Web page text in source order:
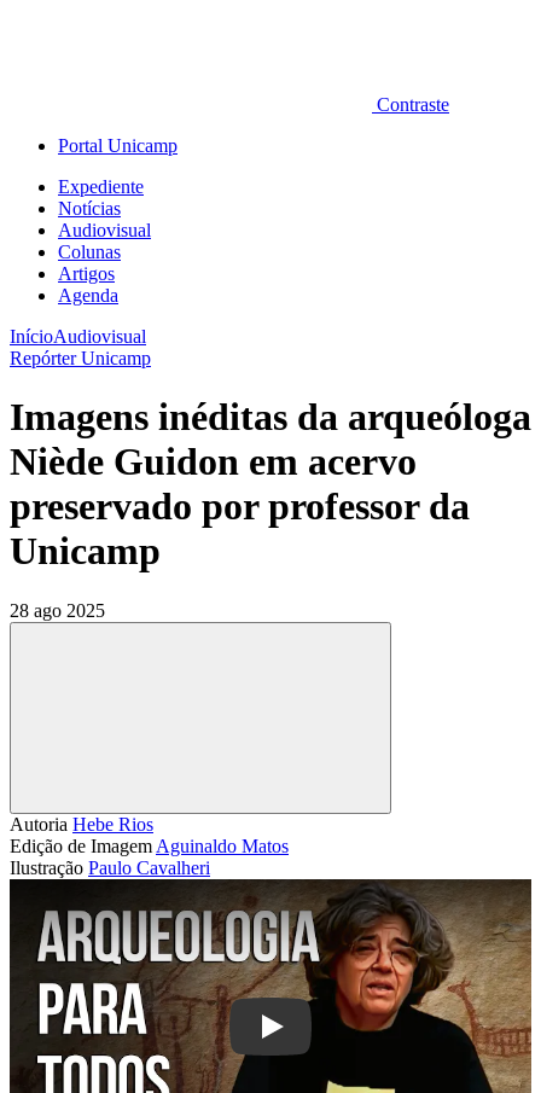
Contraste
Portal Unicamp
Expediente
Notícias
Audiovisual
Colunas
Artigos
Agenda
InícioAudiovisual
Repórter Unicamp
Imagens inéditas da arqueóloga
Niède Guidon em acervo
preservado por professor da
Unicamp
28 ago 2025
Compartilhar
Autoria Hebe Rios
Edição de Imagem Aguinaldo Matos
Ilustração Paulo Cavalheri
Play